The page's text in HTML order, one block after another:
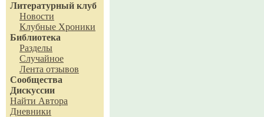
Литературный клуб
Новости
Клубные Хроники
Библиотека
Разделы
Случайное
Лента отзывов
Сообщества
Дискуссии
Найти Автора
Дневники